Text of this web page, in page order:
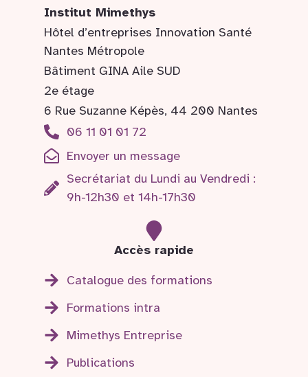
Institut Mimethys
Hôtel d’entreprises Innovation Santé
Nantes Métropole
Bâtiment GINA Aile SUD
2e étage
6 Rue Suzanne Képès, 44 200 Nantes
06 11 01 01 72
Envoyer un message
Secrétariat du Lundi au Vendredi :
9h-12h30 et 14h-17h30
Accès rapide
Catalogue des formations
Formations intra
Mimethys Entreprise
Publications